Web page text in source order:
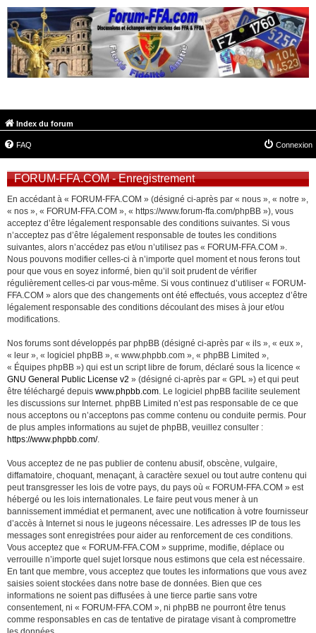
Index du forum
FAQ Connexion
FORUM-FFA.COM - Enregistrement
En accédant à « FORUM-FFA.COM » (désigné ci-après par « nous », « notre »,
« nos », « FORUM-FFA.COM », « https://www.forum-ffa.com/phpBB »), vous
acceptez d’être légalement responsable des conditions suivantes. Si vous
n’acceptez pas d’être légalement responsable de toutes les conditions
suivantes, alors n’accédez pas et/ou n’utilisez pas « FORUM-FFA.COM ».
Nous pouvons modifier celles-ci à n’importe quel moment et nous ferons tout
pour que vous en soyez informé, bien qu’il soit prudent de vérifier
régulièrement celles-ci par vous-même. Si vous continuez d’utiliser « FORUM-
FFA.COM » alors que des changements ont été effectués, vous acceptez d’être
légalement responsable des conditions découlant des mises à jour et/ou
modifications.
Nos forums sont développés par phpBB (désigné ci-après par « ils », « eux »,
« leur », « logiciel phpBB », « www.phpbb.com », « phpBB Limited »,
« Équipes phpBB ») qui est un script libre de forum, déclaré sous la licence «
GNU General Public License v2 » (désigné ci-après par « GPL ») et qui peut
être téléchargé depuis www.phpbb.com . Le logiciel phpBB facilite seulement
les discussions sur Internet. phpBB Limited n’est pas responsable de ce que
nous acceptons ou n’acceptons pas comme contenu ou conduite permis. Pour
de plus amples informations au sujet de phpBB, veuillez consulter :
https://www.phpbb.com/.
Vous acceptez de ne pas publier de contenu abusif, obscène, vulgaire,
diffamatoire, choquant, menaçant, à caractère sexuel ou tout autre contenu qui
peut transgresser les lois de votre pays, du pays où « FORUM-FFA.COM » est
hébergé ou les lois internationales. Le faire peut vous mener à un
bannissement immédiat et permanent, avec une notification à votre fournisseur
d’accès à Internet si nous le jugeons nécessaire. Les adresses IP de tous les
messages sont enregistrées pour aider au renforcement de ces conditions.
Vous acceptez que « FORUM-FFA.COM » supprime, modifie, déplace ou
verrouille n’importe quel sujet lorsque nous estimons que cela est nécessaire.
En tant que membre, vous acceptez que toutes les informations que vous avez
saisies soient stockées dans notre base de données. Bien que ces
informations ne soient pas diffusées à une tierce partie sans votre
consentement, ni « FORUM-FFA.COM », ni phpBB ne pourront être tenus
comme responsables en cas de tentative de piratage visant à compromettre